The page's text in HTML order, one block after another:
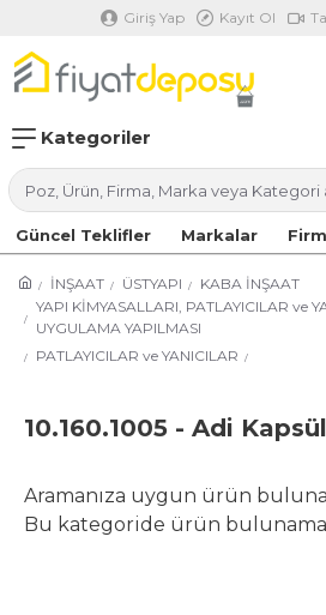
Giriş Yap Kayıt Ol
Kategoriler
Güncel Teklifler Markalar
İNŞAAT ÜSTYAPI
KABA İNŞAAT
YAPI KİMYASALLARI, PATLAYICILAR ve
UYGULAMA YAPILMASI
PATLAYICILAR ve YANICILAR
10.160.1005 - Adi
Aramanıza uygun ürün
Bu kategoride ürün